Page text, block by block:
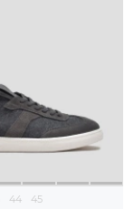
44 45